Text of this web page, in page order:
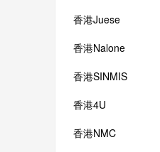
香港Juese
香港Nalone
香港SINMIS
香港4U
香港NMC